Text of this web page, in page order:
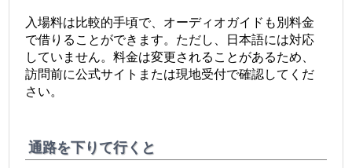
入場料は比較的手頃で、オーディオガイドも別料金
で借りることができます。ただし、日本語には対応
していません。料金は変更されることがあるため、
訪問前に公式サイトまたは現地受付で確認してくだ
さい。
通路を下りて行くと